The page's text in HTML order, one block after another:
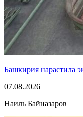
Башкирия нарастила
07.08.2026
Наиль Байназаров